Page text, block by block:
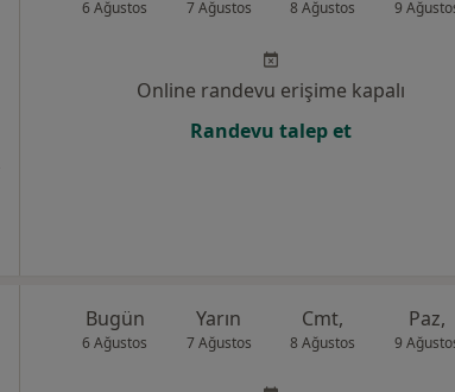
6 Ağustos 7 Ağustos 8 Ağustos 9
Online randevu erişime kapalı
Randevu talep et
Bugün
6 Ağustos
Yarın
7 Ağustos
Cmt,
8 Ağustos
Paz,
9